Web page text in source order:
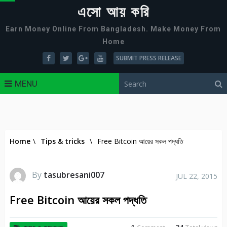
এসো আয় করি
Earn Money Online From Bangladesh. Make Money From
Home
SUBMIT PRESS RELEASE
MENU
Home \ Tips & tricks \ Free Bitcoin আয়ের সকল পদ্ধতি
By tasubresani007 JUL 22, 2015
Free Bitcoin আয়ের সকল পদ্ধতি